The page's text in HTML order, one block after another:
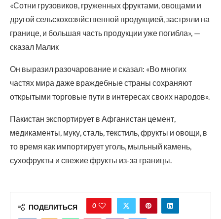
«Сотни грузовиков, груженных фруктами, овощами и
другой сельскохозяйственной продукцией, застряли на
границе, и большая часть продукции уже погибла», —
сказал Малик
Он выразил разочарование и сказал: «Во многих
частях мира даже враждебные страны сохраняют
открытыми торговые пути в интересах своих народов».
Пакистан экспортирует в Афганистан цемент,
медикаменты, муку, сталь, текстиль, фрукты и овощи, в
то время как импортирует уголь, мыльный камень,
сухофрукты и свежие фрукты из-за границы.
ПОДЕЛИТЬСЯ 0